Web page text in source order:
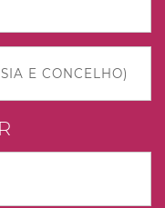
E CONCELHO)